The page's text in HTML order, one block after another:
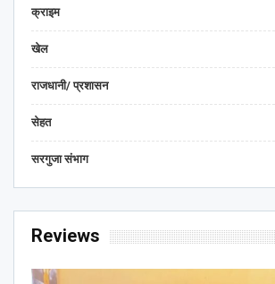
क्राइम
खेल
राजधानी/ प्रशासन
सेहत
सरगुजा संभाग
Reviews